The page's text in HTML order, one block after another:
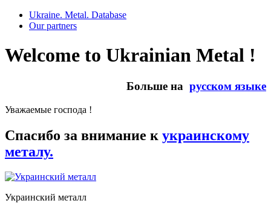
Ukraine. Metal. Database
Our partners
Welcome to Ukrainian Metal !
Больше на русском языке
Уважаемые господа !
Спасибо за внимание к украинскому
металу.
Украинский металл